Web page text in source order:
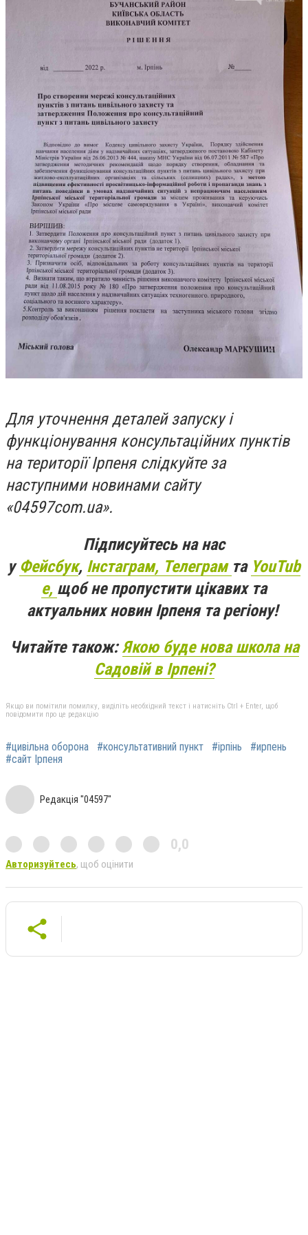
Для уточнення деталей запуску і
функціонування консультаційних пунктів
на території Ірпеня слідкуйте за
наступними новинами сайту
«04597com.ua».
Підписуйтесь на нас
уФейсбук, Інстаграм, Телеграм та YouTub
e, щоб не пропустити цікавих та
актуальних новин Ірпеня та регіону!
Читайте також:Якою буде нова школа на
Садовій в Ірпені?
Якщо ви помітили помилку, виділіть необхідний текст і натисніть Ctrl + Enter, щоб
повідомити про це редакцію
#цивільна оборона #консультативний пункт #ірпінь
#ирпень
#сайт Ірпеня
Редакція "04597"
0,0
Авторизуйтесь, щоб оцінити